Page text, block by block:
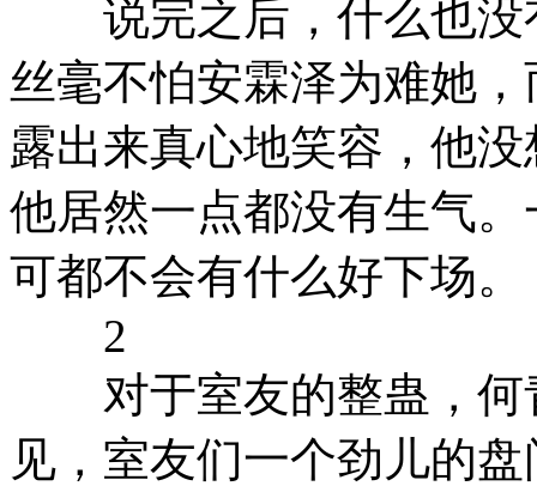
说完之后，什么也没
丝毫不怕安霖泽为难她
露出来真心地笑容，他
他居然一点都没有生气
可都不会有什么好下场。
2
对于室友的整蛊，何
见，室友们一个劲儿的